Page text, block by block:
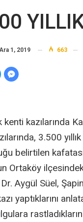
1, 2019 663
kazılarında
3.500
belirtilen
Ortaköy
Aygül Süel,
yaptıklarını